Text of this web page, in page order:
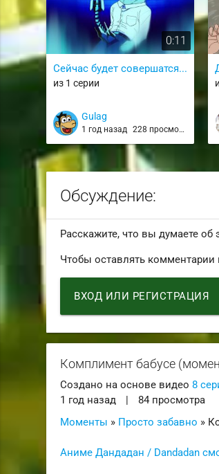
0:11
Сейчас будет совершатся...
из 1 серии
Gulag
1 год назад 228 просмотров
Обсуждение:
Расскажите, что вы думаете об
Чтобы оставлять комментарии
ВХОД ИЛИ РЕГИСТРАЦИЯ
Комплимент бабусе
Создано на основе видео8
1 год назад
|
84 просмотра
Моменты » Просто забавно »
Аниме Дандадан / Dandadan